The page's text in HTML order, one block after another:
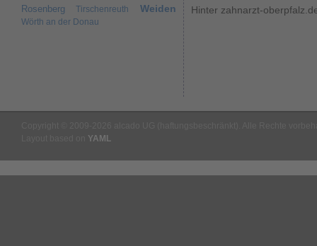
Rosenberg
Tirschenreuth Weiden
Wörth an der Donau
Hinter zahnarzt-
YAML